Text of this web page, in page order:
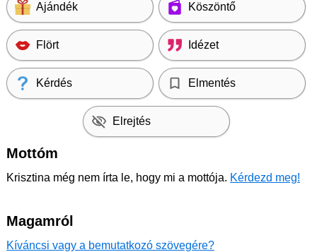
Ajándék Köszöntő
Flört Idézet
Kérdés Elmentés
Elrejtés
Mottóm
Krisztina még nem írta le, hogy mi a mottója. Kérdezd meg!
Magamról
Kíváncsi vagy a bemutatkozó szövegére?